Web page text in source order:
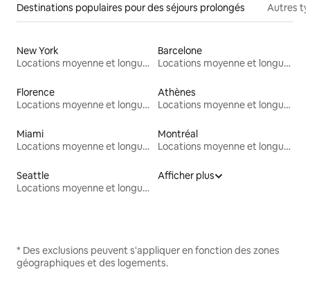
Destinations populaires pour des séjours prolongés Autres
New York
Locations moyenne et longue durée
Barcelone
Locations moyenne et longue durée
Florence
Locations moyenne et longue durée
Athènes
Locations moyenne et longue durée
Miami
Locations moyenne et longue durée
Montréal
Locations moyenne et longue durée
Seattle
Locations moyenne et longue durée
Afficher plus
* Des exclusions peuvent s'appliquer en fonction des zones
géographiques et des logements.